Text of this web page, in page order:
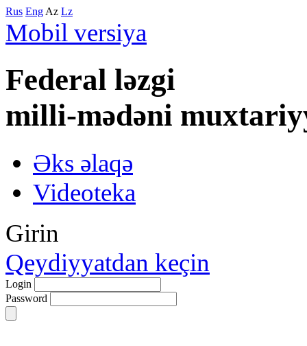
Rus Eng Az Lz
Mobil versiya
Federal lәzgi
milli-mәdәni
Əks əlaqə
Videoteka
Girin
Qeydiyyatdan keçin
Login
Password